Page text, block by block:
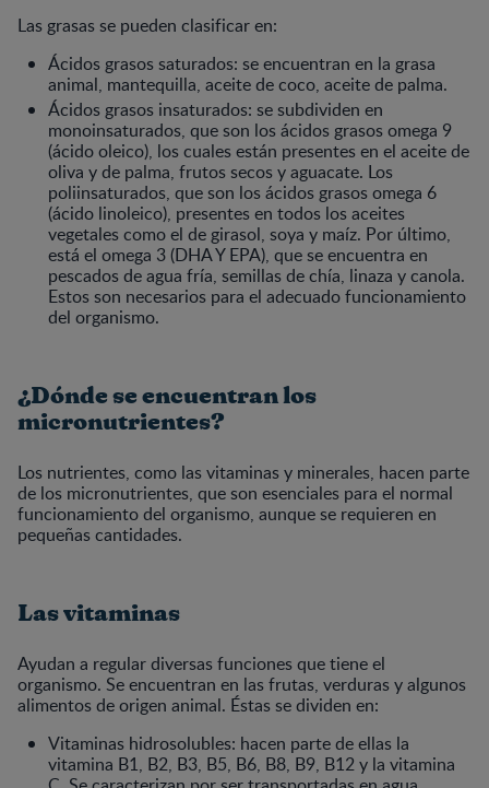
Las grasas se pueden clasificar en:
Ácidos grasos saturados: se encuentran en la grasa
animal, mantequilla, aceite de coco, aceite de palma.
Ácidos grasos insaturados: se subdividen en
monoinsaturados, que son los ácidos grasos omega 9
(ácido oleico), los cuales están presentes en el aceite de
oliva y de palma, frutos secos y aguacate. Los
poliinsaturados, que son los ácidos grasos omega 6
(ácido linoleico), presentes en todos los aceites
vegetales como el de girasol, soya y maíz. Por último,
está el omega 3 (​​DHA Y EPA), que se encuentra en
pescados de agua fría, semillas de chía, linaza y canola.
Estos son necesarios para el adecuado funcionamiento
del organismo.
¿Dónde se encuentran los
micronutrientes?
Los nutrientes, como las vitaminas y minerales, hacen parte
de los micronutrientes, que son esenciales para el normal
funcionamiento del organismo, aunque se requieren en
pequeñas cantidades.
Las vitaminas
Ayudan a regular diversas funciones que tiene el
organismo. Se encuentran en las frutas, verduras y algunos
alimentos de origen animal. Éstas se dividen en:
Vitaminas hidrosolubles: hacen parte de ellas la
vitamina B1, B2, B3, B5, B6, B8, B9, B12 y la vitamina